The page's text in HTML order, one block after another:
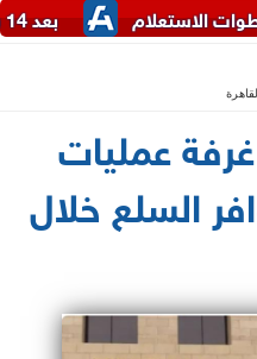
بعد 14 ساعة من العمل.. رجال ميناء دمياط ينجحون في تعويم وقطر السفينة ENERGOS WINTER
عمليات
السلع خلال